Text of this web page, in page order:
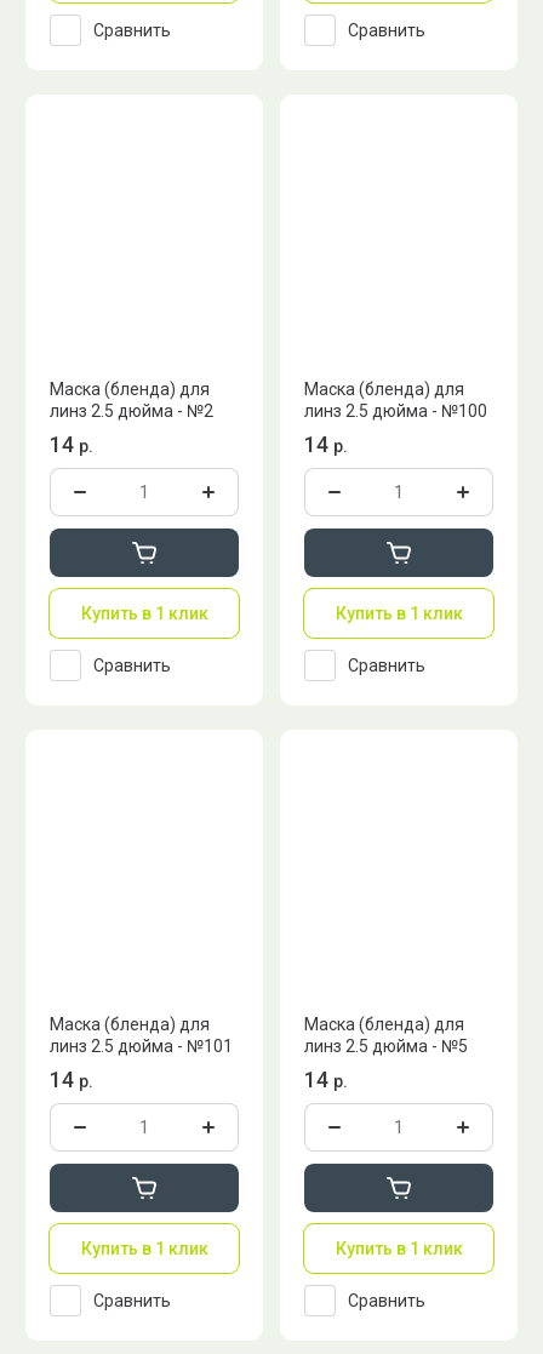
Сравнить Сравнить
Маска (бленда) для
линз 2.5 дюйма - №2
14 р.
Купить в 1 клик
Сравнить
Маска (бленда) для
линз 2.5 дюйма - №100
14 р.
Купить в 1 клик
Сравнить
Маска (бленда) для
линз 2.5 дюйма - №101
14 р.
Купить в 1 клик
Сравнить
Маска (бленда) для
линз 2.5 дюйма - №5
14 р.
Купить в 1 клик
Сравнить